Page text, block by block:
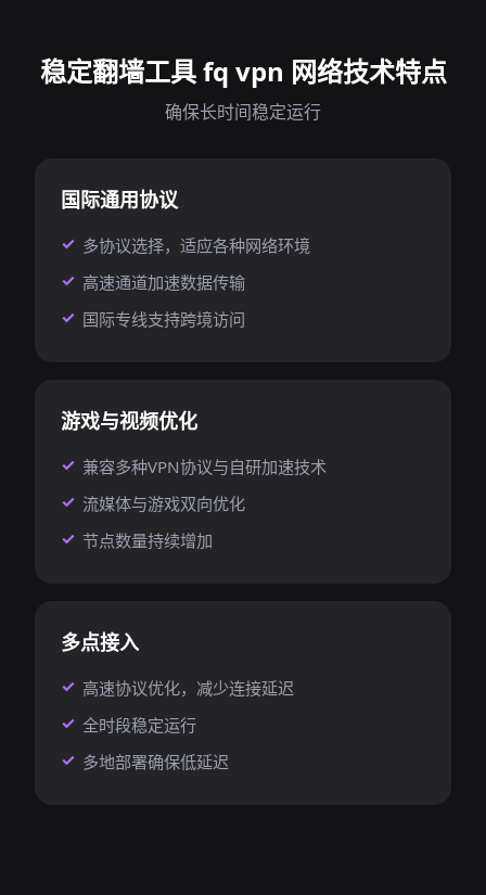
稳定翻墙工具 fq vpn 网络技术特点
确保长时间稳定运行
国际通用协议
多协议选择，适应各种网络环境
高速通道加速数据传输
国际专线支持跨境访问
游戏与视频优化
兼容多种VPN协议与自研加速技术
流媒体与游戏双向优化
节点数量持续增加
多点接入
高速协议优化，减少连接延迟
全时段稳定运行
多地部署确保低延迟